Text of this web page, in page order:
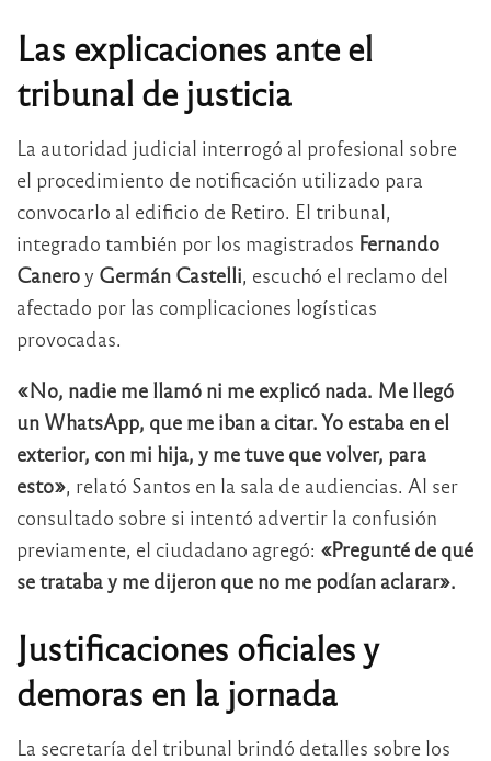
Las explicaciones ante el
tribunal de justicia
La autoridad judicial interrogó al profesional sobre
el procedimiento de notificación utilizado para
convocarlo al edificio de Retiro. El tribunal,
integrado también por los magistrados Fernando
Caneroy Germán Castelli, escuchó el reclamo del
afectado por las complicaciones logísticas
provocadas.
«No, nadie me llamó ni me explicó nada. Me llegó
un WhatsApp, que me iban a citar. Yo estaba en el
exterior, con mi hija, y me tuve que volver, para
esto», relató Santos en la sala de audiencias. Al ser
consultado sobre si intentó advertir la confusión
previamente, el ciudadano agregó: «Pregunté de qué
se trataba y me dijeron que no me podían aclarar».
Justificaciones oficiales y
demoras en la jornada
La secretaría del tribunal brindó detalles sobre los